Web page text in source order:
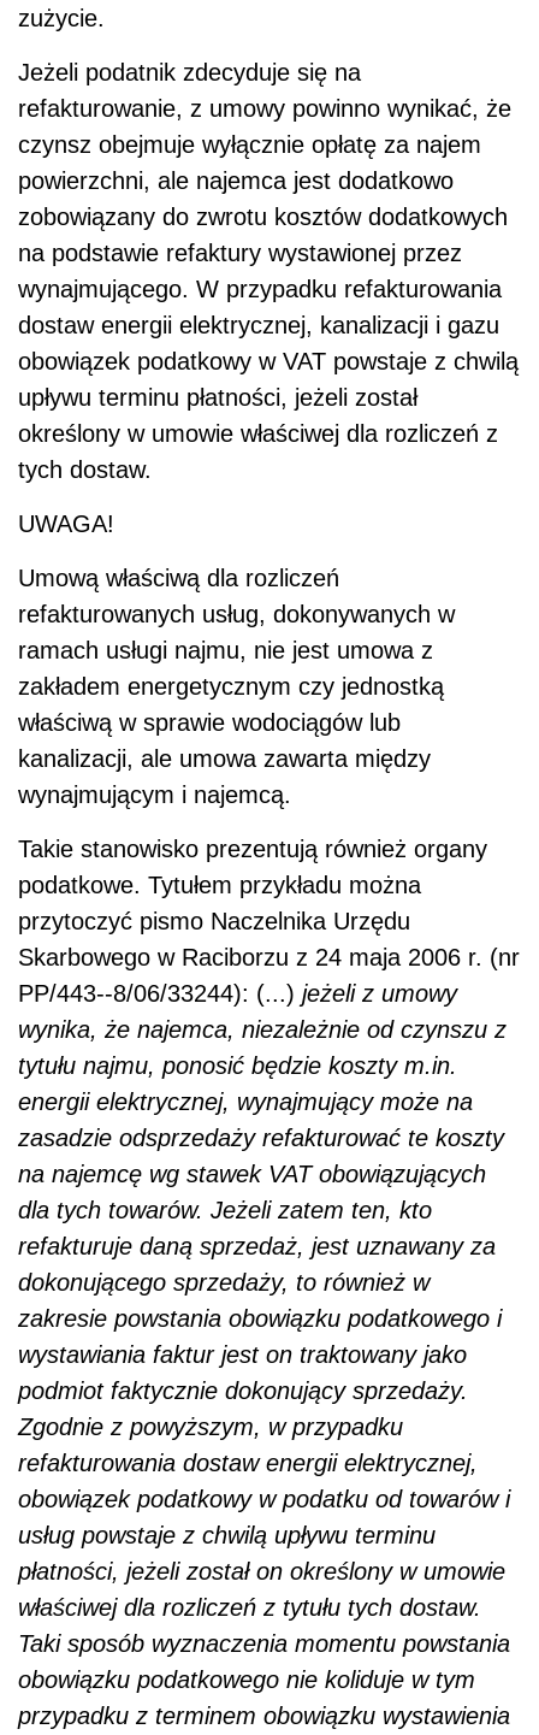
zużycie.
Jeżeli podatnik zdecyduje się na
refakturowanie, z umowy powinno wynikać, że
czynsz obejmuje wyłącznie opłatę za najem
powierzchni, ale najemca jest dodatkowo
zobowiązany do zwrotu kosztów dodatkowych
na podstawie refaktury wystawionej przez
wynajmującego. W przypadku refakturowania
dostaw energii elektrycznej, kanalizacji i gazu
obowiązek podatkowy w VAT powstaje z chwilą
upływu terminu płatności, jeżeli został
określony w umowie właściwej dla rozliczeń z
tych dostaw.
UWAGA!
Umową właściwą dla rozliczeń
refakturowanych usług, dokonywanych w
ramach usługi najmu, nie jest umowa z
zakładem energetycznym czy jednostką
właściwą w sprawie wodociągów lub
kanalizacji, ale umowa zawarta między
wynajmującym i najemcą.
Takie stanowisko prezentują również organy
podatkowe. Tytułem przykładu można
przytoczyć pismo Naczelnika Urzędu
Skarbowego w Raciborzu z 24 maja 2006 r. (nr
PP/443--8/06/33244): (...) jeżeli z umowy
wynika, że najemca, niezależnie od czynszu z
tytułu najmu, ponosić będzie koszty m.in.
energii elektrycznej, wynajmujący może na
zasadzie odsprzedaży refakturować te koszty
na najemcę wg stawek VAT obowiązujących
dla tych towarów. Jeżeli zatem ten, kto
refakturuje daną sprzedaż, jest uznawany za
dokonującego sprzedaży, to również w
zakresie powstania obowiązku podatkowego i
wystawiania faktur jest on traktowany jako
podmiot faktycznie dokonujący sprzedaży.
Zgodnie z powyższym, w przypadku
refakturowania dostaw energii elektrycznej,
obowiązek podatkowy w podatku od towarów i
usług powstaje z chwilą upływu terminu
płatności, jeżeli został on określony w umowie
właściwej dla rozliczeń z tytułu tych dostaw.
Taki sposób wyznaczenia momentu powstania
obowiązku podatkowego nie koliduje w tym
przypadku z terminem obowiązku wystawienia